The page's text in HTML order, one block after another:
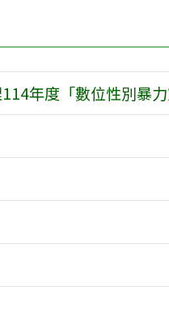
年度「數位性別暴